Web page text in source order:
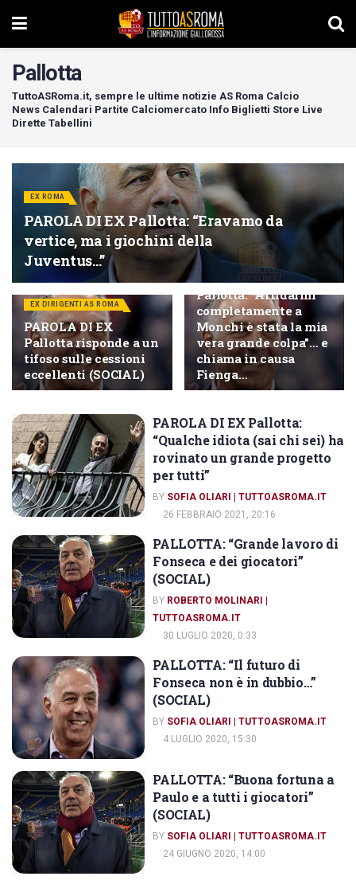
Pallotta
TuttoASRoma.it, sempre le ultime notizie AS Roma Calcio
News Calendari Partite Calciomercato Info Biglietti Store Live
Dirette Tabellini
EX ROMA
PAROLA DI EX Pallotta: “Eravamo da
vertice, ma i giochini della
Juventus…”
EX DIRIGENTI AS ROMA
PAROLA DI EX
Pallotta risponde a un
tifoso sulle cessioni
eccellenti (SOCIAL)
EX DIRIGENTI AS ROMA
PAROLA DI EX
Pallotta: “Affidarmi
completamente a
Monchi è stata la mia
vera grande colpa”… e
chiama in causa
Fienga…
EX DIRIGENTI AS ROMA
PAROLA DI EX Pallotta:
“Qualche idiota (sai chi sei) ha
rovinato un grande progetto
per tutti”
BY SOFIA OLIARI | TUTTOASROMA.IT
26 FEBBRAIO 2021, 20:16
AS ROMA
PALLOTTA: “Grande lavoro di
Fonseca e dei giocatori”
(SOCIAL)
BY ROBERTO MOLINARI |
TUTTOASROMA.IT
30 LUGLIO 2020, 0:33
DIRIGENTI AS ROMA
PALLOTTA: “Il futuro di
Fonseca non è in dubbio…”
(SOCIAL)
BY SOFIA OLIARI | TUTTOASROMA.IT
4 LUGLIO 2020, 15:30
DIRIGENTI AS ROMA
PALLOTTA: “Buona fortuna a
Paulo e a tutti i giocatori”
(SOCIAL)
BY SOFIA OLIARI | TUTTOASROMA.IT
24 GIUGNO 2020, 14:00